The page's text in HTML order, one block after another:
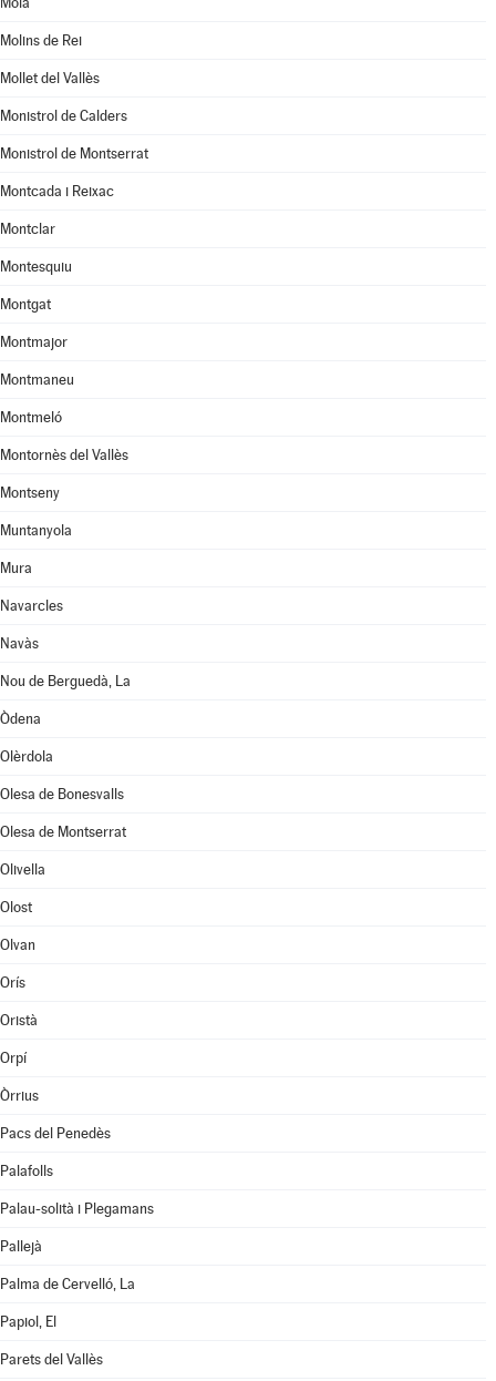
Molins de Rei
Mollet del Vallès
Monistrol de Calders
Monistrol de Montserrat
Montcada i Reixac
Montclar
Montesquiu
Montgat
Montmajor
Montmaneu
Montmeló
Montornès del Vallès
Montseny
Muntanyola
Mura
Navarcles
Navàs
Nou de Berguedà, La
Òdena
Olèrdola
Olesa de Bonesvalls
Olesa de Montserrat
Olivella
Olost
Olvan
Orís
Oristà
Orpí
Òrrius
Pacs del Penedès
Palafolls
Palau-solità i Plegamans
Pallejà
Palma de Cervelló, La
Papiol, El
Parets del Vallès